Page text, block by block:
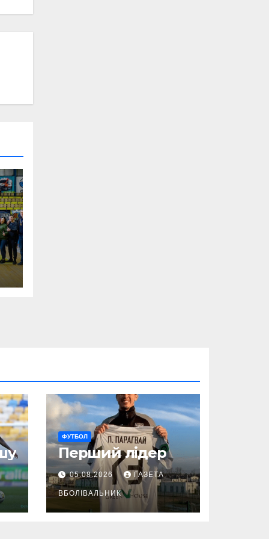
ФУТБОЛ
Перший лідер
05.08.2026 ГАЗЕТА
ВБОЛІВАЛЬНИК